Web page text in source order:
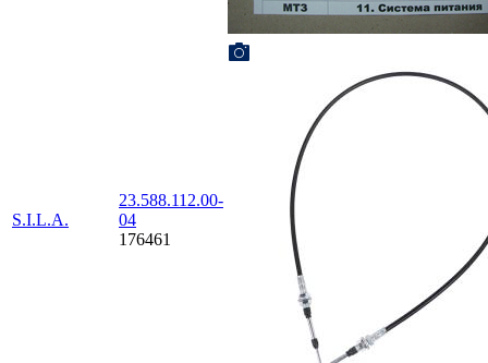
S.I.L.A.
23.588.112.00-
04
176461